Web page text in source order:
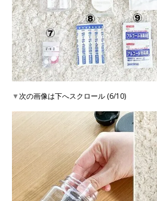
▼次の画像は下へスクロール (6/10)